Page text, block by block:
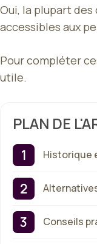
Oui, la plupart
accessibles aux
Pour compléter
utile.
PLAN DE
Historique
Conseils